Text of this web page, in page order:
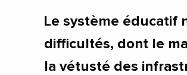
Le système éducatif
difficultés, dont le
la vétusté des